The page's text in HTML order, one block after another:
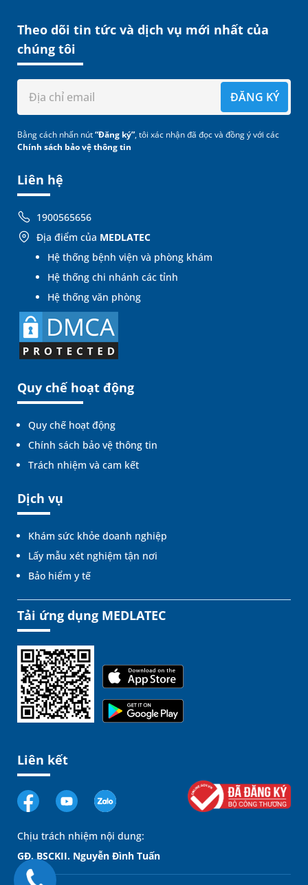
Liên hệ
1900565656
Địa điểm của MEDLATEC
Hệ thống bệnh viện và phòng khám
Hệ thống chi nhánh các tỉnh
Hệ thống văn phòng
Quy chế hoạt động
Quy chế hoạt động
Chính sách bảo vệ thông tin
Trách nhiệm và cam kết
Dịch vụ
Khám sức khỏe doanh nghiệp
Lấy mẫu xét nghiệm tận nơi
Bảo hiểm y tế
Theo dõi tin tức và dịch vụ mới nhất của
chúng tôi
ĐĂNG KÝ
Bằng cách nhấn nút“Đăng ký”, tôi xác nhận đã đọc và đồng ý với các
Chính sách bảo vệ thông tin
Tải ứng dụng MEDLATEC
Liên kết
Chịu trách nhiệm nội dung:
GĐ. BSCKII. Nguyễn Đình Tuấn